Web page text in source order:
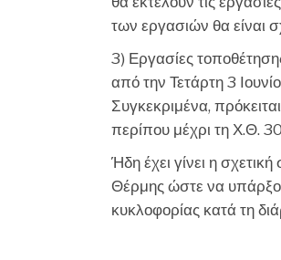
των εργασιών θα είναι
3) Εργασίες
από την Τετάρτη 3
Συγκεκριμένα,
περίπου μέχρι τη Χ.Θ.
Ήδη έχει γίνει η
Θέρμης ώστε να
κυκλοφορίας κατά τη